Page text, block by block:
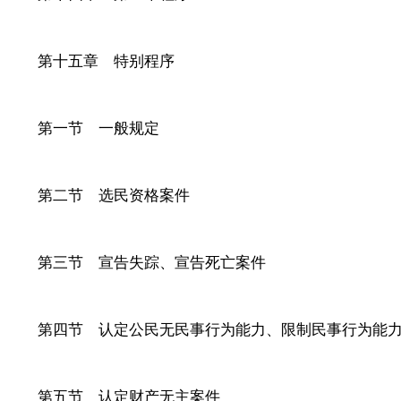
第十五章 特别程序
第一节 一般规定
第二节 选民资格案件
第三节 宣告失踪、宣告死亡案件
第四节 认定公民无民事行为能力、限制民事行为能
第五节 认定财产无主案件